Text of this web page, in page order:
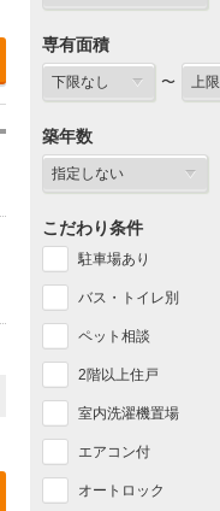
専有面積
〜
築年数
こだわり条件
駐車場あり
バス・トイレ別
ペット相談
2階以上住戸
室内洗濯機置場
エアコン付
オートロック